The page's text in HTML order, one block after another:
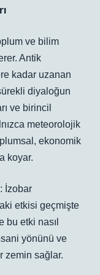
ve bilim
Antik
kadar uzanan
diyaloğun
ve birincil
meteorolojik
ekonomik
koyar.
İzobar
etkisi geçmişte
etki nasıl
yönünü ve
zemin sağlar.